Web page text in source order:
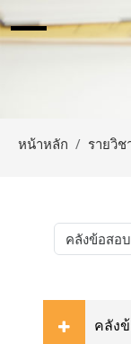
หน้าหลัก รายวิ
ประเภทของร
คลัง